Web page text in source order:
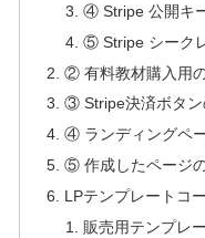
④ Stripe 公開キ
⑤ Stripe シーク
② 有料教材購入用
③ Stripe決済ボタン
④ ランディングペ
⑤ 作成したページ
LPテンプレートコ
販売用テンプレ